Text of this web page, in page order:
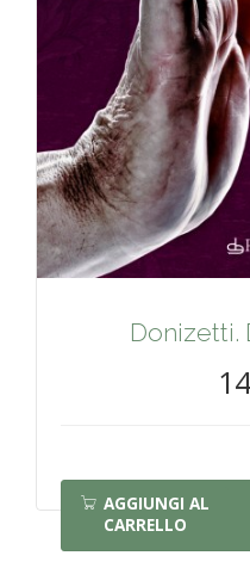
Donizetti.
AGGIUNGI AL
CARRELLO